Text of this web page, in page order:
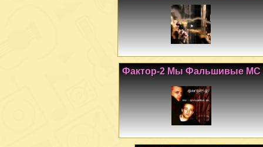
Фактор-2 Мы Фальшивые МС